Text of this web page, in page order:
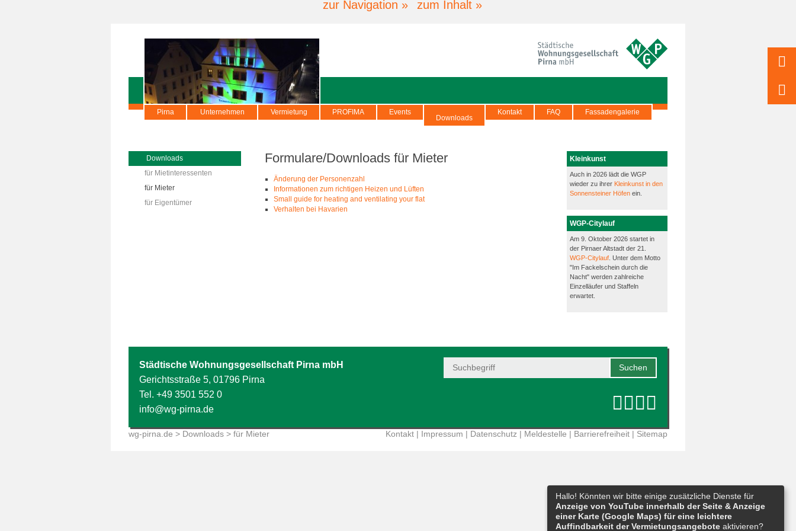
zur Navigation » zum Inhalt »
Pirna Unternehmen Vermietung PROFIMA Events
Downloads
Kontakt FAQ Fassadengalerie
Downloads
für Mietinteressenten
für Mieter
für Eigentümer
Formulare/Downloads für Mieter
Änderung der Personenzahl
Informationen zum richtigen Heizen und Lüften
Small guide for heating and ventilating your flat
Verhalten bei Havarien
Kleinkunst
Auch in 2026 lädt die WGP
wieder zu ihrer Kleinkunst in den
Sonnensteiner Höfen ein.
WGP-Citylauf
Am 9. Oktober 2026 startet in
der Pirnaer Altstadt der 21.
WGP-Citylauf . Unter dem Motto
"Im Fackelschein durch die
Nacht" werden zahlreiche
Einzelläufer und Staffeln
erwartet.
Städtische Wohnungsgesellschaft Pirna mbH
Gerichtsstraße 5, 01796 Pirna
Tel. +49 3501 552 0
info@wg-pirna.de
wg-pirna.de > Downloads > für Mieter Kontakt | Impressum | Datenschutz | Meldestelle | Barrierefreiheit | Sitemap
Hallo! Könnten wir bitte einige zusätzliche Dienste für
Anzeige von YouTube innerhalb der Seite & Anzeige
einer Karte (Google Maps) für eine leichtere
Auffindbarkeit der Vermietungsangebote aktivieren?